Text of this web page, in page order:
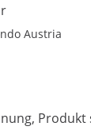
Austria